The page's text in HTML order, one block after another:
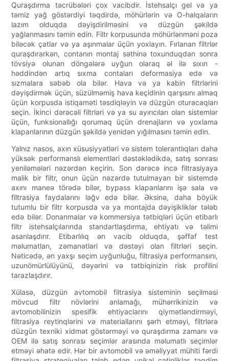
Quraşdırma təcrübələri çox vacibdir. İstehsalçı gel və ya
təmiz yağ göstərdiyi təqdirdə, möhürlərin və O-halqaların
lazım olduqda dəyişdirilməsini və düzgün şəkildə
yağlanmasını təmin edin. Filtr korpusunda möhürlənməni poza
biləcək çatlar və ya aşınmalar üçün yoxlayın. Fırlanan filtrlər
quraşdırarkən, contanın montaj səthinə toxunduqdan sonra
tövsiyə olunan döngələrə uyğun olaraq əl ilə sıxın -
həddindən artıq sıxma contaları deformasiya edə və
sızmalara səbəb ola bilər. Hava və ya kabin filtrlərini
dəyişdirmək üçün, süzülməmiş hava keçidinin qarşısını almaq
üçün korpusda istiqaməti təsdiqləyin və düzgün oturacaqları
seçin. İkinci dərəcəli filtrləri və ya su ayırıcıları olan sistemlər
üçün, funksionallığı qorumaq üçün drenajların və yoxlama
klapanlarının düzgün şəkildə yenidən yığılmasını təmin edin.
Yalnız nasos, axın xüsusiyyətləri və sistem tolerantlıqları daha
yüksək performanslı elementləri dəstəklədikdə, satış sonrası
yeniləmələri nəzərdən keçirin. Son dərəcə incə filtrasiyaya
malik bir filtr, onun üçün nəzərdə tutulmayan bir sistemdə
axını maneə törədə bilər, bypass klapanlarını işə sala və
filtrasiya faydalarını ləğv edə bilər. Əksinə, daha böyük
tutumlu bir filtr korpusda və ya montajda dəyişikliklər tələb
edə bilər. Donanmalar və kommersiya tətbiqləri üçün etibarlı
filtr istehsalçılarında standartlaşdırma, ehtiyatı və təlimi
asanlaşdırır. Etibarlılıq ən vacib olduqda, şəffaf test
məlumatları, zəmanətləri və dəstəyi olan filtrləri seçin.
Nəticədə, ən yaxşı seçim uyğunluğu, filtrasiya performansını,
uzunömürlülüyünü, dəyərini və tətbiqinizin risk profilini
tarazlaşdırır.
Xülasə, düzgün avtomobil filtrasiya sisteminin seçilməsi
mövcud filtr növlərini anlamağı, mühərrikinizin və
avtomobilinizin spesifik ehtiyaclarını qiymətləndirməyi,
filtrasiya reytinqlərini və materiallarını şərh etməyi, filtrlərə
düzgün texniki xidmət göstərməyi və quraşdırma zamanı və
OEM ilə satış sonrası seçimlər arasında məlumatlı seçimlər
etməyi əhatə edir. Hər bir avtomobil və əməliyyat mühiti fərdi